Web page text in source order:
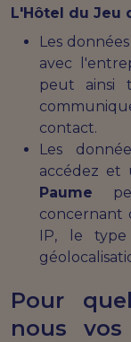
L'Hôtel du Jeu
Les
avec
peut ainsi
contact.
Les
accédez et
Paume
concernant
IP, le type
Pour
nous